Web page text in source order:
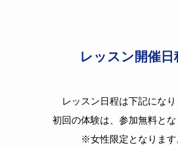
レッスン開催日
レッスン日程は下記になり
初回の体験は、参加無料とな
※女性限定となります